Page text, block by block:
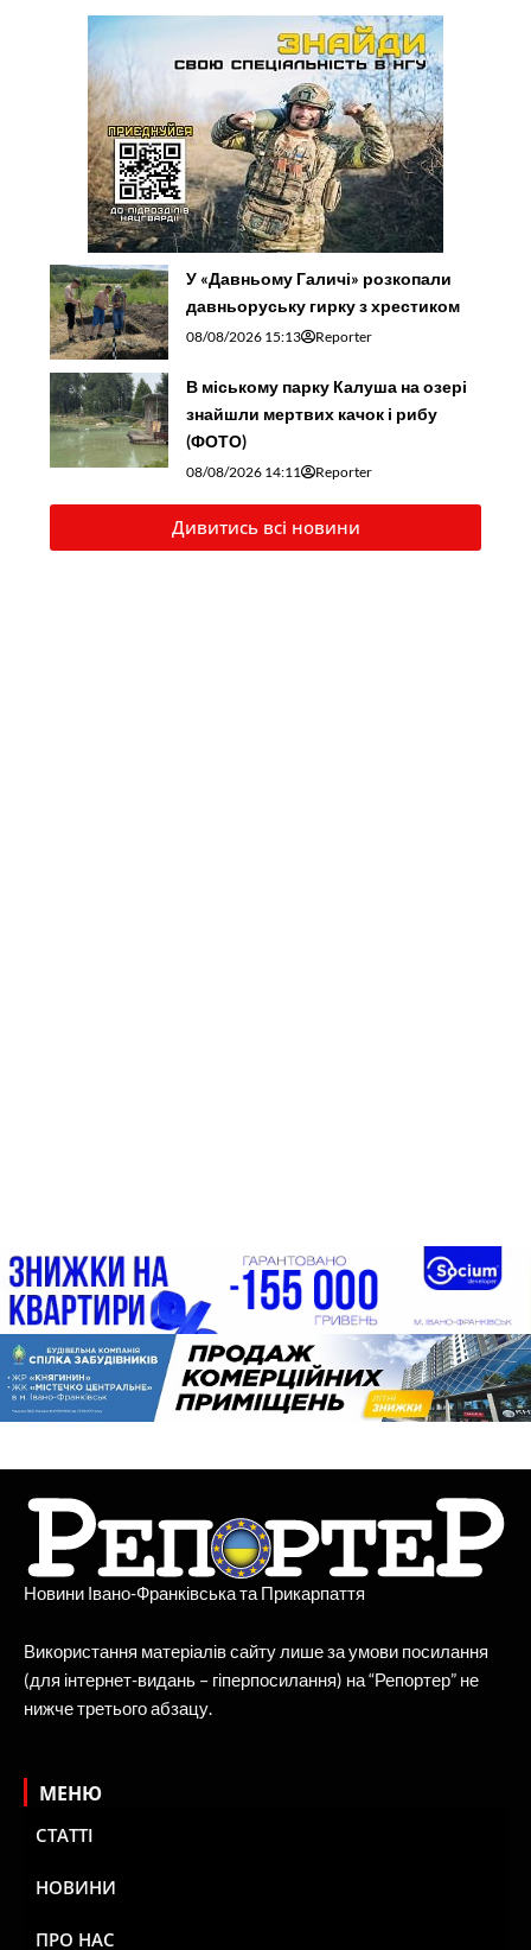
У «Давньому Галичі» розкопали
давньоруську гирку з хрестиком
08/08/2026 15:13 Reporter
В міському парку Калуша на озері
знайшли мертвих качок і рибу
(ФОТО)
08/08/2026 14:11 Reporter
Дивитись всі новини
Новини Івано-Франківська та Прикарпаття
Використання матеріалів сайту лише за умови посилання
(для інтернет-видань – гіперпосилання) на “Репортер” не
нижче третього абзацу.
МЕНЮ
СТАТТІ
НОВИНИ
ПРО НАС